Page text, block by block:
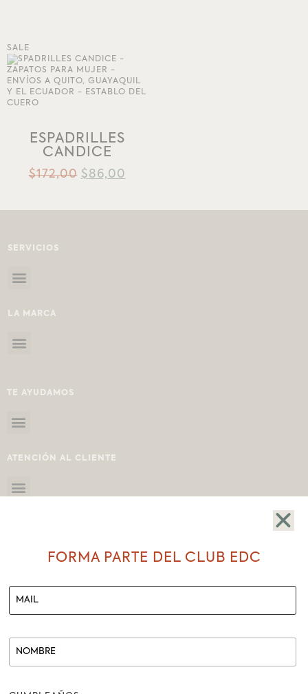
SALE
ESPADRILLES
CANDICE
$172,00 $86,00
SERVICIOS
LA MARCA
TE AYUDAMOS
ATENCIÓN AL CLIENTE
LOJA-ECUADOR
FORMA PARTE DEL CLUB EDC